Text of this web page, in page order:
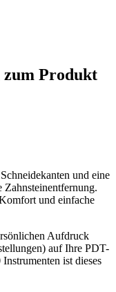
Produkt
und eine
Zahnsteinentfernung.
und einfache
Aufdruck
auf Ihre PDT-
ist dieses